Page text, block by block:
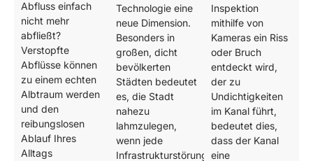
Abfluss einfach
nicht mehr
abfließt?
Verstopfte
Abflüsse können
zu einem echten
Albtraum werden
und den
reibungslosen
Ablauf Ihres
Alltags
Technologie eine
neue Dimension.
Besonders in
großen, dicht
bevölkerten
Städten bedeutet
es, die Stadt
nahezu
lahmzulegen,
wenn jede
Infrastrukturstörung
Inspektion
mithilfe von
Kameras ein Riss
oder Bruch
entdeckt wird,
der zu
Undichtigkeiten
im Kanal führt,
bedeutet dies,
dass der Kanal
eine